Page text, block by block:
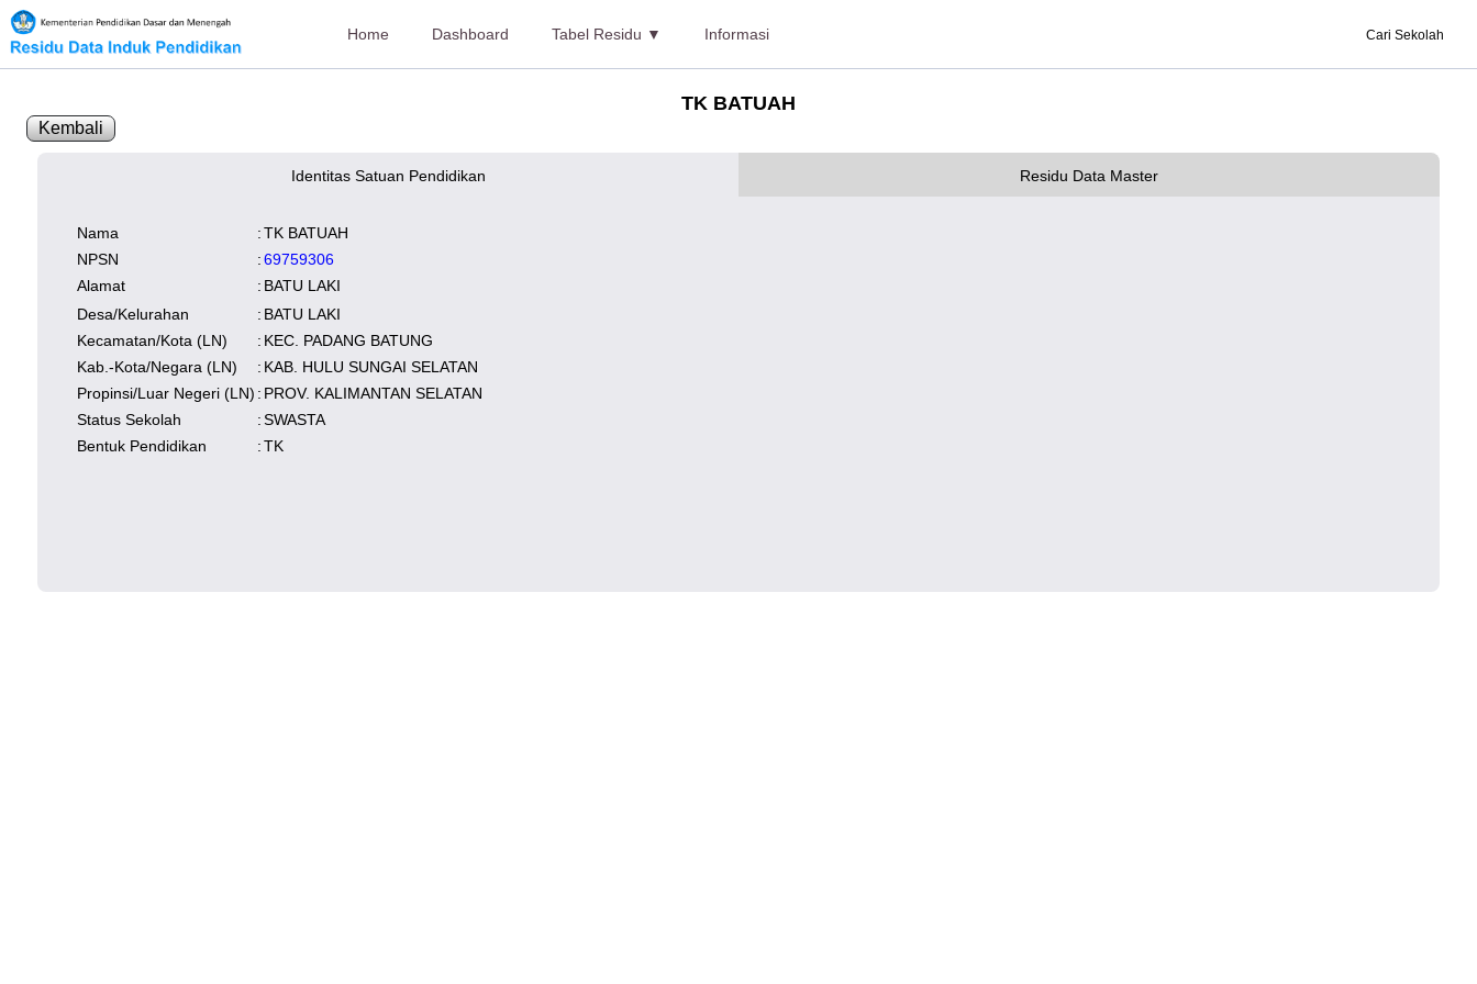
Home Dashboard Tabel Residu ▼ Informasi Cari Sekolah
TK BATUAH
Kembali
Identitas Satuan Pendidikan
Nama :TK BATUAH
NPSN
:69759306
Alamat
: BATU LAKI
Desa/Kelurahan
: BATU LAKI
Kecamatan/Kota (LN)
: KEC. PADANG BATUNG
Kab.-Kota/Negara (LN)
: KAB. HULU SUNGAI SELATAN
Propinsi/Luar Negeri (LN) : PROV. KALIMANTAN SELATAN
Status Sekolah
:SWASTA
Bentuk Pendidikan
:TK
Residu Data Master